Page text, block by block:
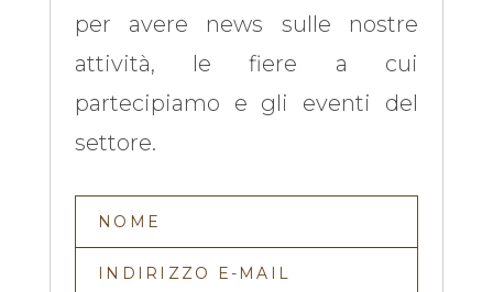
per avere news sulle nostre
attività, le fiere a cui
partecipiamo e gli eventi del
settore.